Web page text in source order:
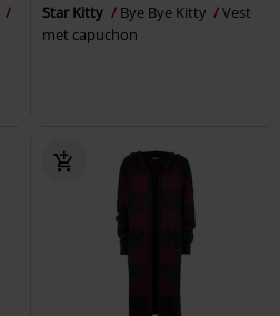
Star Kitty Bye Bye Kitty
Vest
met capuchon